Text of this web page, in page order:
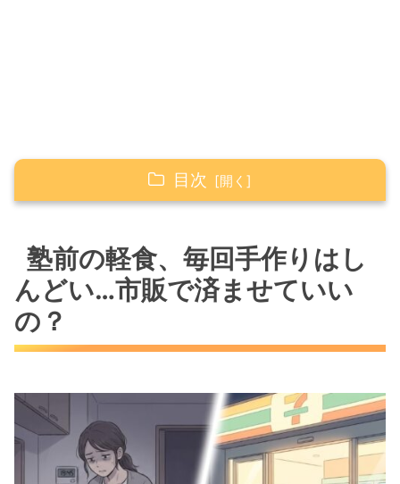
目次
ませていいの？
市販の軽食に頼るべき「3つの判断基準」
罪悪感は不要！市販品を賢く活用するメリ
軽食
腹持ち抜群！主食系（おにぎり・パンな
ど）
手軽にチャージ！バランス系（ゼリー飲
塾前の軽食、毎回手作りはし
んどい…市販で済ませていい
の？